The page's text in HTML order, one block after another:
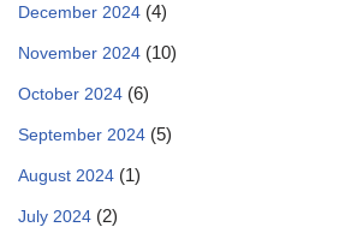
December 2024 (4)
November 2024 (10)
October 2024 (6)
September 2024 (5)
August 2024 (1)
July 2024 (2)